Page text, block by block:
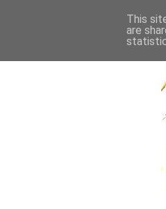
This
are